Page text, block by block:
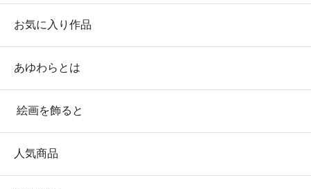
お気に入り作品
あゆわらとは
絵画を飾ると
人気商品